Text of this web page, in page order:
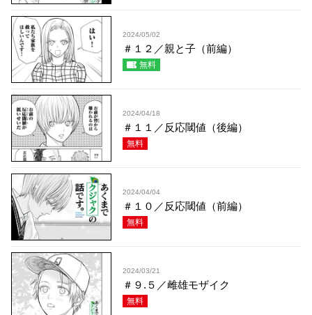
2024/05/02
＃１２／親と子（前編）
無料
2024/04/18
＃１１／反応閾値（後編）
無料
2024/04/04
＃１０／反応閾値（前編）
無料
2024/03/21
＃９.５／雌雄モザイク
無料